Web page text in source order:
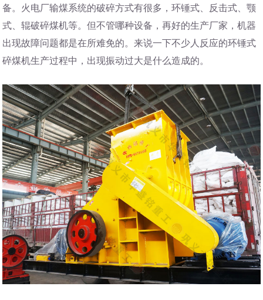
备。火电厂输煤系统的破碎方式有很多，环锤式、反击式、颚
式、辊破碎煤机等。但不管哪种设备，再好的生产厂家，机器
出现故障问题都是在所难免的。来说一下不少人反应的环锤式
碎煤机生产过程中，出现振动过大是什么造成的。